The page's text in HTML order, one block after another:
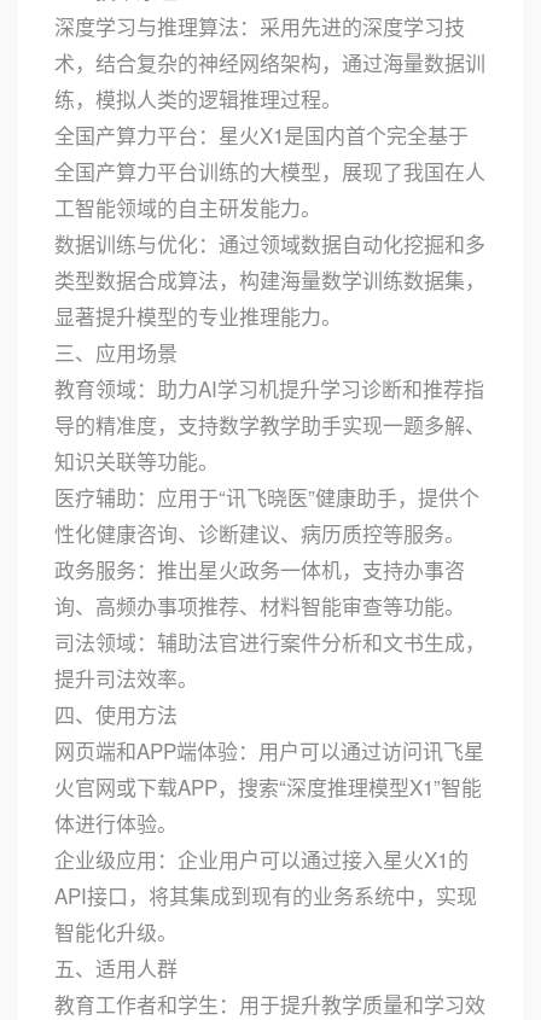
深度学习与推理算法：采用先进的深度学习技
术，结合复杂的神经网络架构，通过海量数据训
练，模拟人类的逻辑推理过程。
全国产算力平台：星火X1是国内首个完全基于
全国产算力平台训练的大模型，展现了我国在人
工智能领域的自主研发能力。
数据训练与优化：通过领域数据自动化挖掘和多
类型数据合成算法，构建海量数学训练数据集，
显著提升模型的专业推理能力。
三、应用场景
教育领域：助力AI学习机提升学习诊断和推荐指
导的精准度，支持数学教学助手实现一题多解、
知识关联等功能。
医疗辅助：应用于“讯飞晓医”健康助手，提供个
性化健康咨询、诊断建议、病历质控等服务。
政务服务：推出星火政务一体机，支持办事咨
询、高频办事项推荐、材料智能审查等功能。
司法领域：辅助法官进行案件分析和文书生成，
提升司法效率。
四、使用方法
网页端和APP端体验：用户可以通过访问讯飞星
火官网或下载APP，搜索“深度推理模型X1”智能
体进行体验。
企业级应用：企业用户可以通过接入星火X1的
API接口，将其集成到现有的业务系统中，实现
智能化升级。
五、适用人群
教育工作者和学生：用于提升教学质量和学习效